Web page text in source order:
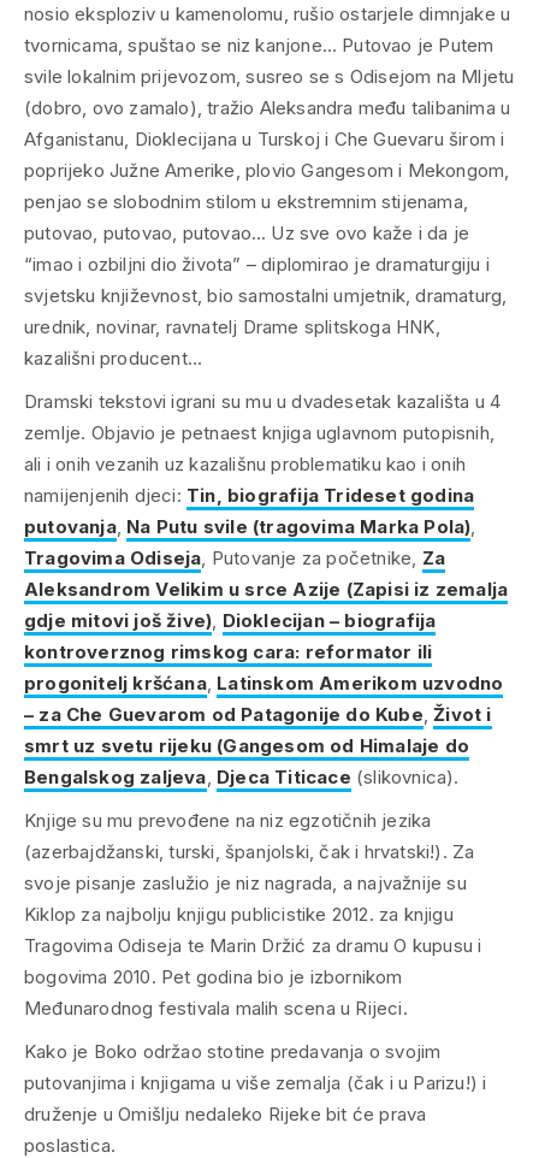
nosio eksploziv u kamenolomu, rušio ostarjele dimnjake u
tvornicama, spuštao se niz kanjone… Putovao je Putem
svile lokalnim prijevozom, susreo se s Odisejom na Mljetu
(dobro, ovo zamalo), tražio Aleksandra među talibanima u
Afganistanu, Dioklecijana u Turskoj i Che Guevaru širom i
poprijeko Južne Amerike, plovio Gangesom i Mekongom,
penjao se slobodnim stilom u ekstremnim stijenama,
putovao, putovao, putovao… Uz sve ovo kaže i da je
“imao i ozbiljni dio života” – diplomirao je dramaturgiju i
svjetsku književnost, bio samostalni umjetnik, dramaturg,
urednik, novinar, ravnatelj Drame splitskoga HNK,
kazališni producent…
Dramski tekstovi igrani su mu u dvadesetak kazališta u 4
zemlje. Objavio je petnaest knjiga uglavnom putopisnih,
ali i onih vezanih uz kazališnu problematiku kao i onih
namijenjenih djeci: Tin, biografija Trideset godina
putovanja, Na Putu svile (tragovima Marka Pola)
Tragovima Odiseja , Putovanje za početnike, Za
Aleksandrom Velikim u srce Azije (Zapisi iz zemalja
gdje mitovi još žive) Dioklecijan – biografija
kontroverznog rimskog cara: reformator ili
progonitelj kršćana, Latinskom Amerikom uzvodno
– za Che Guevarom od Patagonije do Kube ,Život i
smrt uz svetu rijeku (Gangesom od Himalaje do
Bengalskog zaljeva Djeca Titicace (slikovnica).
Knjige su mu prevođene na niz egzotičnih jezika
(azerbajdžanski, turski, španjolski, čak i hrvatski!). Za
svoje pisanje zaslužio je niz nagrada, a najvažnije su
Kiklop za najbolju knjigu publicistike 2012. za knjigu
Tragovima Odiseja te Marin Držić za dramu O kupusu i
bogovima 2010. Pet godina bio je izbornikom
Međunarodnog festivala malih scena u Rijeci.
Kako je Boko održao stotine predavanja o svojim
putovanjima i knjigama u više zemalja (čak i u Parizu!) i
druženje u Omišlju nedaleko Rijeke bit će prava
poslastica.